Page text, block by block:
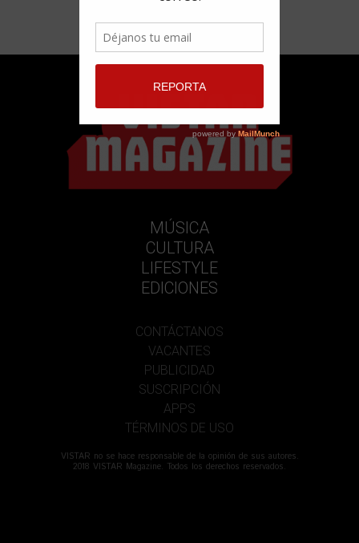
MÚSICA
CULTURA
LIFESTYLE
EDICIONES
CONTÁCTANOS
VACANTES
PUBLICIDAD
SUSCRIPCIÓN
APPS
TÉRMINOS DE USO
VISTAR no se hace responsable de la opinión de sus autores.
2018 VISTAR Magazine. Todos los derechos reservados.